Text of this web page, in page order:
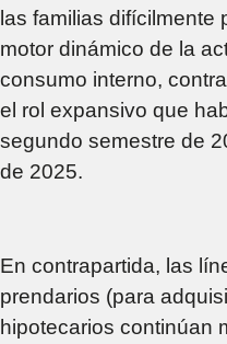
las familias difícilmente
motor dinámico de la
consumo interno,
el rol expansivo que
segundo semestre de
de 2025.
En contrapartida, las
prendarios (para
hipotecarios continúan